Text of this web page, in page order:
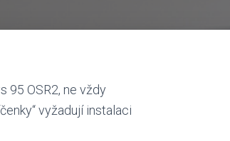
95 OSR2, ne vždy
vyžadují instalaci